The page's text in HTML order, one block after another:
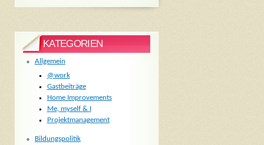
KATEGORIEN
Allgemein
@work
Gastbeiträge
Home Improvements
Me, myself & I
Projektmanagement
Bildungspolitik